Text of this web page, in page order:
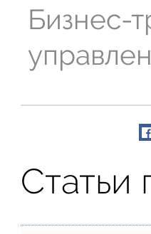
Бизнес-
Статьи